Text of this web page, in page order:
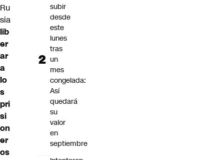
Ru
sia
lib
er
ar
a
lo
s
pri
si
on
er
os
subir
desde
este
lunes
tras
un
mes
congelada:
Así
quedará
su
valor
en
septiembre